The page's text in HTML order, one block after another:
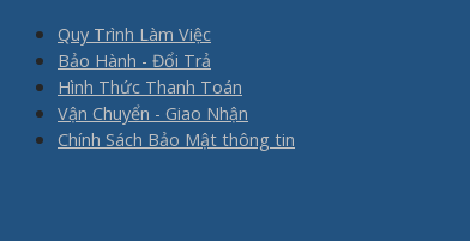
Quy Trình Làm Việc
Bảo Hành - Đổi Trả
Hình Thức Thanh Toán
Vận Chuyển - Giao Nhận
Chính Sách Bảo Mật thông tin